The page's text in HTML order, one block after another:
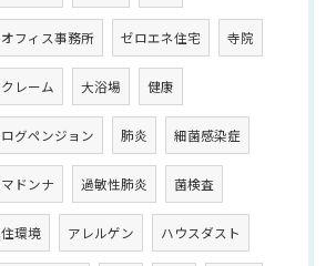
オフィス事務所 ゼロエネ住宅 寺院
クレーム 大浴場 健康
ログペンジョン 肺炎 細菌感染症
マドンナ 過敏性肺炎 菌検査
住環境 アレルゲン ハウスダスト